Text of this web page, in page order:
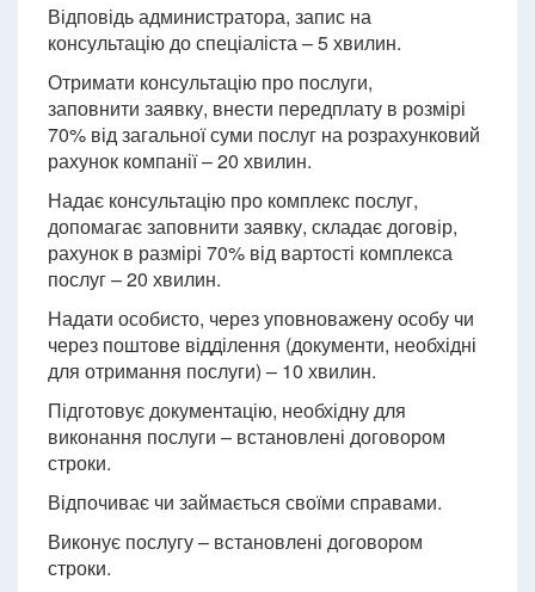
Відповідь администратора, запис на
консультацію до спеціаліста – 5 хвилин.
Отримати консультацію про послуги,
заповнити заявку, внести передплату в розмірі
70% від загальної суми послуг на розрахунковий
рахунок компанії – 20 хвилин.
Надає консультацію про комплекс послуг,
допомагає заповнити заявку, складає договір,
рахунок в размірі 70% від вартості комплекса
послуг – 20 хвилин.
Надати особисто, через уповноважену особу чи
через поштове відділення (документи, необхідні
для отримання послуги) – 10 хвилин.
Підготовує документацію, необхідну для
виконання послуги – встановлені договором
строки.
Відпочиває чи займається своїми справами.
Виконує послугу – встановлені договором
строки.